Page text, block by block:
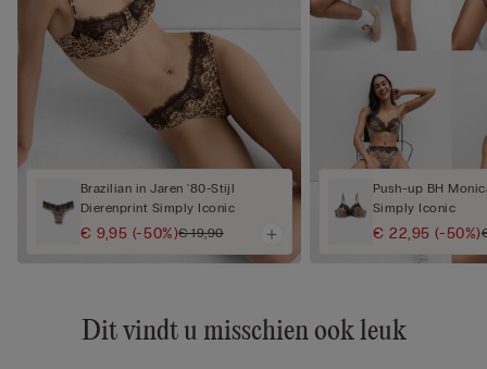
Brazilian in Jaren '80-Stijl
Dierenprint Simply Iconic
€ 9,95 (-50%)€ 19,90
Push-up BH
Simply Iconic
€ 22,95(-50%)
Dit vindt u misschien ook leuk